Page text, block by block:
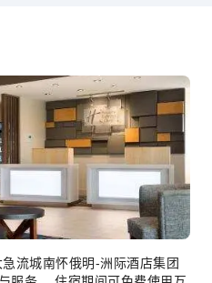
流城南怀俄明-洲际酒店集团